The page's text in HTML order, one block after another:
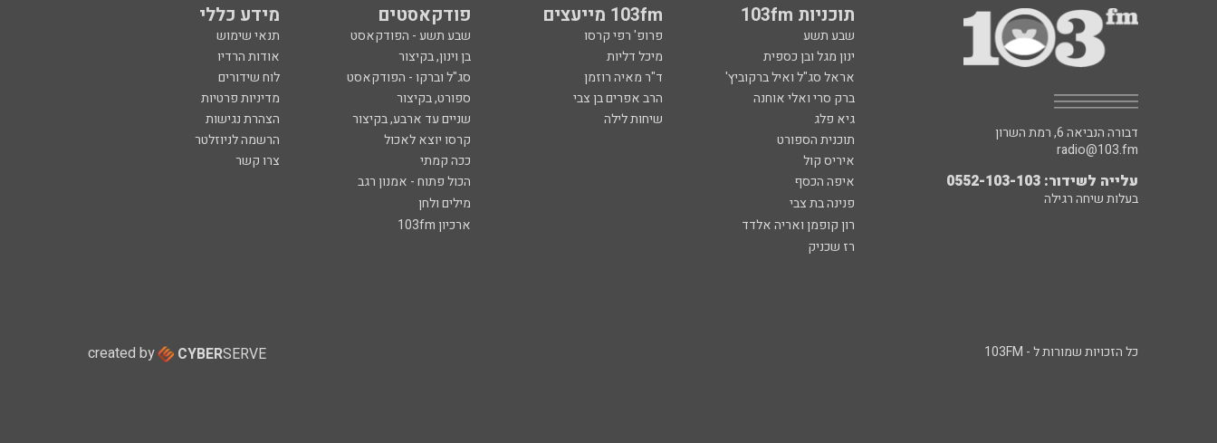
תוכניות 103fm 103fm מייעצים פודקאסטים מידע כללי
שבע תשע פרופ' רפי קרסו שבע תשע - הפודקאסט
תנאי שימוש
ינון מגל ובן כספית
מיכל דליות בן וינון, בקיצור
אודות הרדיו
אראל סג"ל ואיל ברקוביץ'
ד"ר מאיה רוזמן סג"ל וברקו - הפודקאסט
לוח שידורים
ברק סרי ואלי אוחנה
הרב אפרים בן צבי ספורט, בקיצור
מדיניות פרטיות
גיא פלג
שיחות לילה שניים עד ארבע, בקיצור
הצהרת נגישות
תוכנית הספורט
קרסו יוצא לאכול
הרשמה לניוזלטר
איריס קול
ככה קמתי
צרו קשר
איפה הכסף
הכול פתוח - אמנון רגב
פנינה בת צבי
מילים ולחן
רון קופמן ואריה אלדד
ארכיון 103fm
רז שכניק
דבורה הנביאה 6, רמת השרון
radio@103.fm
עלייה לשידור: 0552-103-103
בעלות שיחה רגילה
כל הזכויות שמורות ל - 103FM created by CYBERSERVE